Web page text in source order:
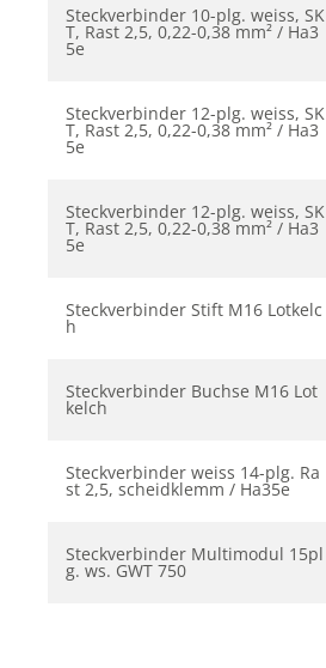
Steckverbinder 10-plg. weiss, SK
T, Rast 2,5, 0,22-0,38 mm² / Ha3
5e
Steckverbinder 12-plg. weiss, SK
T, Rast 2,5, 0,22-0,38 mm² / Ha3
5e
Steckverbinder 12-plg. weiss, SK
T, Rast 2,5, 0,22-0,38 mm² / Ha3
5e
Steckverbinder Stift M16 Lotkelc
h
Steckverbinder Buchse M16 Lot
kelch
Steckverbinder weiss 14-plg. Ra
st 2,5, scheidklemm / Ha35e
Steckverbinder Multimodul 15pl
g. ws. GWT 750